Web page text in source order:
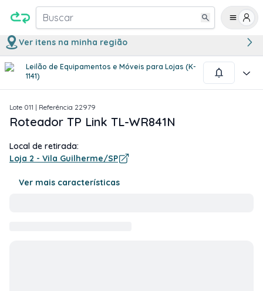
Buscar
Ver itens na minha região
Leilão de Equipamentos e Móveis para Lojas (K-
1141)
1/1
Lote 011 | Referência 22979
Roteador TP Link TL-WR841N
Local de retirada:
Loja 2 - Vila Guilherme/SP
Ver mais características